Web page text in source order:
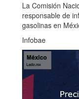
La Comisión
responsable de
gasolinas en
Infobae